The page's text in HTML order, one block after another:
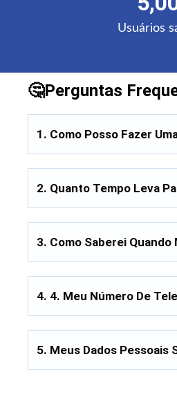
Usuários
🤔Perguntas
1. Como Posso Fazer
2. Quanto Tempo Leva
3. Como Saberei
4. 4. Meu Número De
5. Meus Dados Pessoais